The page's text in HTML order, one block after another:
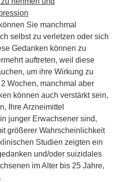
Sie manchmal
selbst zu verletzen oder sich
Gedanken können zu
auftreten, weil diese
um ihre Wirkung zu
Wochen, manchmal aber
können auch verstärkt sein,
Ihre Arzneimittel
junger Erwachsener sind,
größerer Wahrscheinlichkeit
Studien zeigten ein
und/oder suizidales
im Alter bis 25 Jahre,